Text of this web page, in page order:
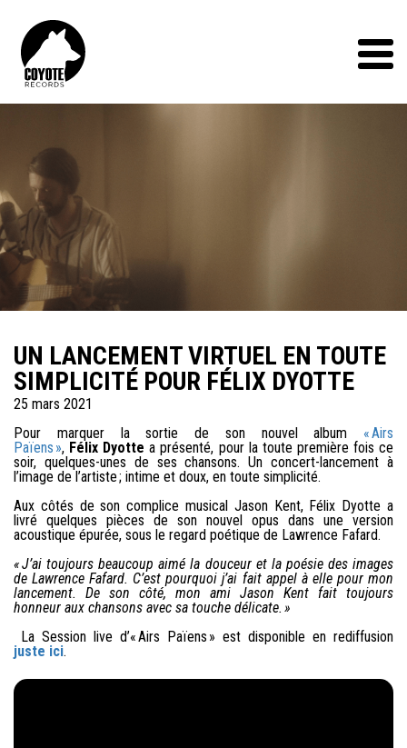
Records
Menu
UN LANCEMENT VIRTUEL EN TOUTE
SIMPLICITÉ POUR FÉLIX DYOTTE
25 mars 2021
Pour marquer la sortie de son nouvel album « Airs
Païens », Félix Dyotte a présenté, pour la toute première fois ce
soir, quelques-unes de ses chansons. Un concert-lancement à
l’image de l’artiste ; intime et doux, en toute simplicité.
Aux côtés de son complice musical Jason Kent, Félix Dyotte a
livré quelques pièces de son nouvel opus dans une version
acoustique épurée, sous le regard poétique de Lawrence Fafard.
« J’ai toujours beaucoup aimé la douceur et la poésie des images
de Lawrence Fafard. C’est pourquoi j’ai fait appel à elle pour mon
lancement. De son côté, mon ami Jason Kent fait toujours
honneur aux chansons avec sa touche délicate. »
La Session live d’« Airs Païens » est disponible en rediffusion
juste ici.